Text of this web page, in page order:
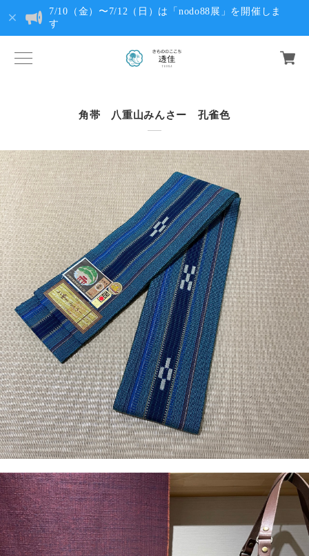
7/10（金）〜7/12（日）は「nodo88展」を開催しま
す
角帯 八重山みんさー 孔雀色